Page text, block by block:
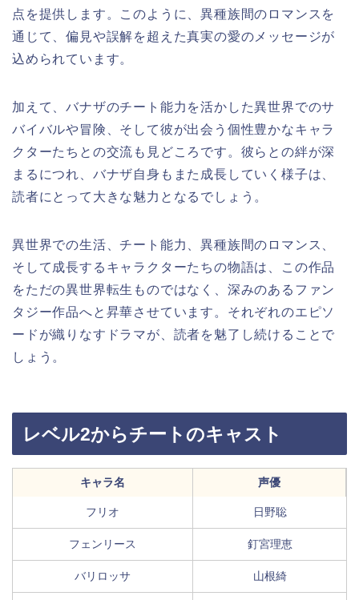
点を提供します。このように、異種族間のロマンスを
通じて、偏見や誤解を超えた真実の愛のメッセージが
込められています。
加えて、バナザのチート能力を活かした異世界でのサ
バイバルや冒険、そして彼が出会う個性豊かなキャラ
クターたちとの交流も見どころです。彼らとの絆が深
まるにつれ、バナザ自身もまた成長していく様子は、
読者にとって大きな魅力となるでしょう。
異世界での生活、チート能力、異種族間のロマンス、
そして成長するキャラクターたちの物語は、この作品
をただの異世界転生ものではなく、深みのあるファン
タジー作品へと昇華させています。それぞれのエピソ
ードが織りなすドラマが、読者を魅了し続けることで
しょう。
レベル2からチートのキャスト
キャラ名 声優
フリオ 日野聡
フェンリース 釘宮理恵
バリロッサ 山根綺